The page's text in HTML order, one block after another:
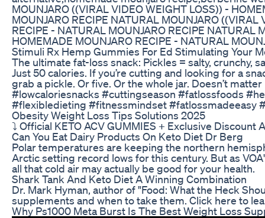
MOUNJARO ((VIRAL VIDEO WEIGHT LOSS)) -
MOUNJARO RECIPE NATURAL MOUNJARO
RECIPE - NATURAL MOUNJARO RECIPE NATURAL
HOMEMADE MOUNJARO RECIPE - NATURAL
Stimuli Rx Hemp Gummies For Ed Stimulating Your
The ultimate fat-loss snack: Pickles = salty, crunchy,
Just 50 calories. If you’re cutting and looking for a
grab a pickle. Or five. Or the whole jar. Doesn’t
#lowcaloriesnacks #cuttingseason #fatlossfoods
#flexibledieting #fitnessmindset #fatlossmadeeasy
Obesity Weight Loss Tips Solutions 2025
⤵ Official KETO ACV GUMMIES + Exclusive Discount
Can You Eat Dairy Products On Keto Diet Dr Berg
Polar temperatures are keeping the northern
Arctic setting record lows for this century. But as
all that cold air may actually be good for your health.
Shark Tank And Keto Diet A Winning Combination
Dr. Mark Hyman, author of "Food: What the Heck
supplements and when to take them. Click here to
Why Ps1000 Meta Burst Is The Best Weight Loss